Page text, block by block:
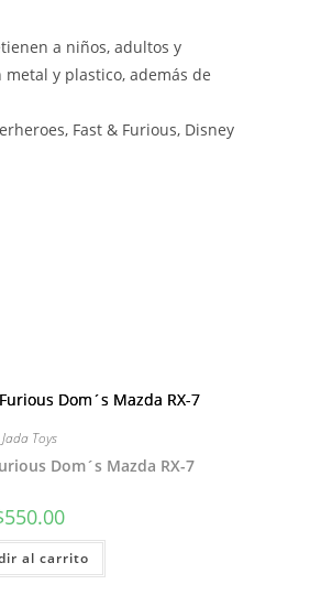
a niños, adultos y
y plastico, además de
Fast & Furious, Disney
Jada Toys
Dom´s Mazda RX-7
550.00
al carrito